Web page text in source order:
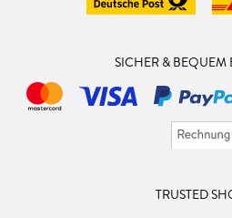
SICHER & BEQUEM
TRUSTED